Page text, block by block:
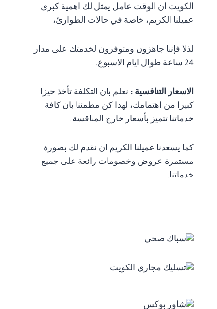
الكويت ان الوقت عامل يمثل لك اهمية كبرى
عميلنا الكريم، خاصة في حالات الطوارئ،
لذلا فإننا جاهزون ومتوفرون لخدمتك على مدار
24 ساعة طوال ايام الاسبوع.
الاسعار التنافسية : نعلم بان التكلفة تأخذ حيزا
كبيرا من اهتمامك، لهذا كن مطمئنا بان كافة
خدماتنا تتميز بأسعار خارج المناقسة.
كما يسعدنا عميلنا الكريم ان نقدم لك بصورة
مستمرة عروض وخصومات رائعة على جميع
خدماتنا.